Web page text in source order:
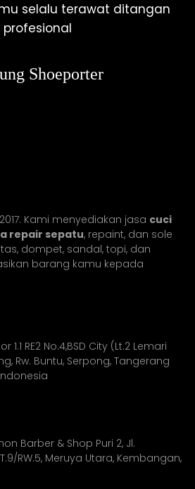
selalu terawat ditangan
profesional
Shoeporter
Kami menyediakan jasa cuci
repair sepatu, repaint, dan sole
dompet, sandal, topi, dan
barang kamu kepada
1.1 RE2 No.4,BSD City (Lt.2 Lemari
Rw. Buntu, Serpong, Tangerang
Barber & Shop Puri 2, Jl.
RW.5, Meruya Utara, Kembangan,